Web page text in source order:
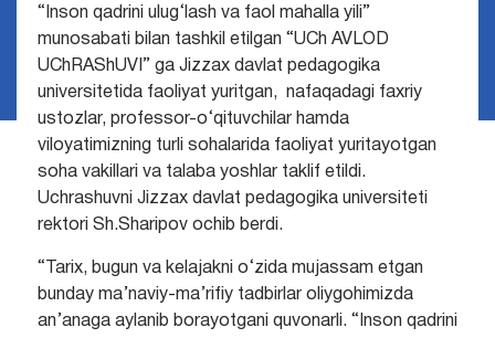
“Inson qadrini ulug‘lash va faol mahalla yili”
munosabati bilan tashkil etilgan “UCh AVLOD
UChRAShUVI” ga Jizzax davlat pedagogika
universitetida faoliyat yuritgan, nafaqadagi faxriy
ustozlar, professor-o‘qituvchilar hamda
viloyatimizning turli sohalarida faoliyat yuritayotgan
soha vakillari va talaba yoshlar taklif etildi.
Uchrashuvni Jizzax davlat pedagogika universiteti
rektori Sh.Sharipov ochib berdi.
“Tarix, bugun va kelajakni o‘zida mujassam etgan
bunday ma’naviy-ma’rifiy tadbirlar oliygohimizda
an’anaga aylanib borayotgani quvonarli. “Inson qadrini